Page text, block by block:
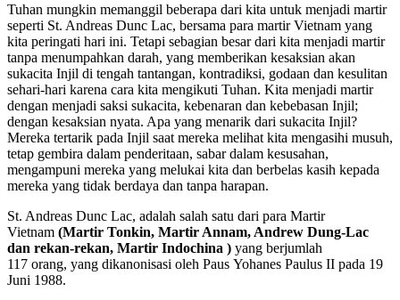
Tuhan mungkin memanggil beberapa dari kita untuk menjadi martir
seperti St. Andreas Dunc Lac, bersama para martir Vietnam yang
kita peringati hari ini. Tetapi sebagian besar dari kita menjadi martir
tanpa menumpahkan darah, yang memberikan kesaksian akan
sukacita Injil di tengah tantangan, kontradiksi, godaan dan kesulitan
sehari-hari karena cara kita mengikuti Tuhan. Kita menjadi martir
dengan menjadi saksi sukacita, kebenaran dan kebebasan Injil;
dengan kesaksian nyata. Apa yang menarik dari sukacita Injil?
Mereka tertarik pada Injil saat mereka melihat kita mengasihi musuh,
tetap gembira dalam penderitaan, sabar dalam kesusahan,
mengampuni mereka yang melukai kita dan berbelas kasih kepada
mereka yang tidak berdaya dan tanpa harapan.
St. Andreas Dunc Lac, adalah salah satu dari para Martir
Vietnam (Martir Tonkin, Martir Annam, Andrew Dung-Lac
dan rekan-rekan, Martir Indochina ) yang berjumlah
117 orang, yang dikanonisasi oleh Paus Yohanes Paulus II pada 19
Juni 1988.